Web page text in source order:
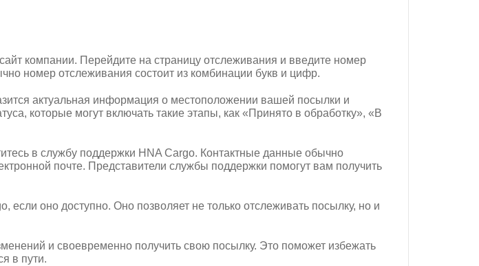
компании. Перейдите на страницу отслеживания и введите номер
номер отслеживания состоит из комбинации букв и цифр.
актуальная информация о местоположении вашей посылки и
которые могут включать такие этапы, как «Принято в обработку», «В
в службу поддержки HNA Cargo. Контактные данные обычно
почте. Представители службы поддержки помогут вам получить
оно доступно. Оно позволяет не только отслеживать посылку, но и
и своевременно получить свою посылку. Это поможет избежать
в пути.